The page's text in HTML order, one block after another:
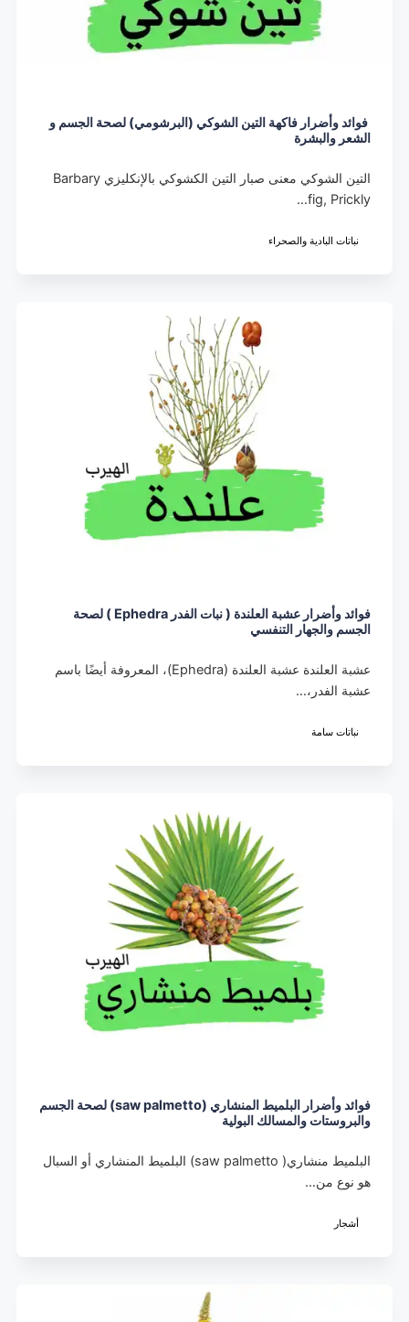
فوائد وأضرار فاكهة التين الشوكي (البرشومي) لصحة الجسم و
الشعر والبشرة
التين الشوكي معنى صبار التين الكشوكي بالإنكليزي Barbary
fig, Prickly…
نباتات البادية والصحراء
فوائد وأضرار عشبة العلندة ( نبات الفدر Ephedra ) لصحة
الجسم والجهار التنفسي
عشبة العلندة عشبة العلندة (Ephedra)، المعروفة أيضًا باسم
عشبة الفدر،…
نباتات سامة
فوائد وأضرار البلميط المنشاري (saw palmetto) لصحة الجسم
والبروستات والمسالك البولية
البلميط منشاري( saw palmetto) البلميط المنشاري أو السبال
هو نوع من…
أشجار